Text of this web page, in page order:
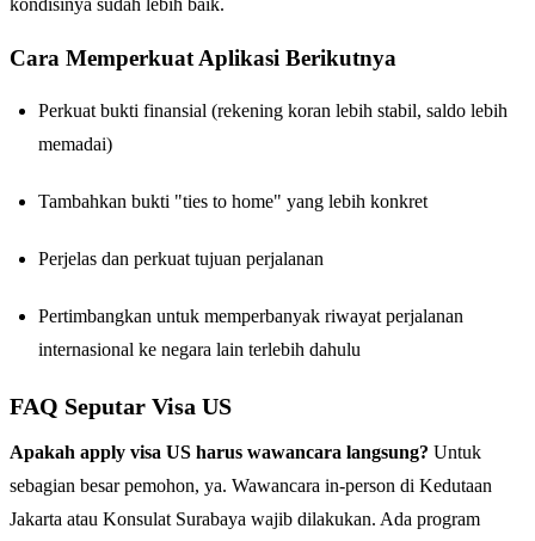
kondisinya sudah lebih baik.
Cara Memperkuat Aplikasi Berikutnya
Perkuat bukti finansial (rekening koran lebih stabil, saldo lebih
memadai)
Tambahkan bukti "ties to home" yang lebih konkret
Perjelas dan perkuat tujuan perjalanan
Pertimbangkan untuk memperbanyak riwayat perjalanan
internasional ke negara lain terlebih dahulu
FAQ Seputar Visa US
Apakah apply visa US harus wawancara langsung? Untuk
sebagian besar pemohon, ya. Wawancara in-person di Kedutaan
Jakarta atau Konsulat Surabaya wajib dilakukan. Ada program